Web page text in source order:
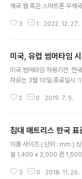
체국 웹 혹은 스마트폰 우체
수령인 주소지 등을 미리 기
배송 중에 막 던지고 다른 무
들에 짓눌려서 배송되기 때
파손되지 않을 정도로 안전
스는 국내용이라서 큰 사이즈
3 1 2022. 12. 27.
미국, 유럽 썸머
미국 썸머타임 적용기간 한
자로는 3월 10일.종료일시
되고, 종료일 11월 5일 새벽
머타임도 있다는데데.. 지저
금융 거래관련 데이터 핸들
저분하게 만드는 무의미한
2 0 2019. 7. 5.
침대 매트리스 한국
이름 사이즈 ( 단위 : mm )
블 1,400 x 2,000 퀸
는 폭 : 1인당 900mm 이상.
3 0 2018. 11. 26.